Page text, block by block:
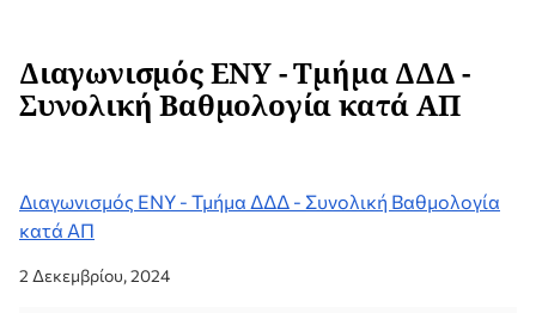
Διαγωνισμός ΕΝΥ - Τμήμα ΔΔΔ -
Συνολική Βαθμολογία κατά ΑΠ
Διαγωνισμός ΕΝΥ - Τμήμα ΔΔΔ - Συνολική Βαθμολογία
κατά ΑΠ
2 Δεκεμβρίου, 2024